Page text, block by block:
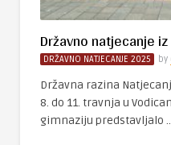
Državno natjecanje
DRŽAVNO NATJECANJE 2025 by
Državna razina
8. do 11. travnja u
gimnaziju predstavljalo ..